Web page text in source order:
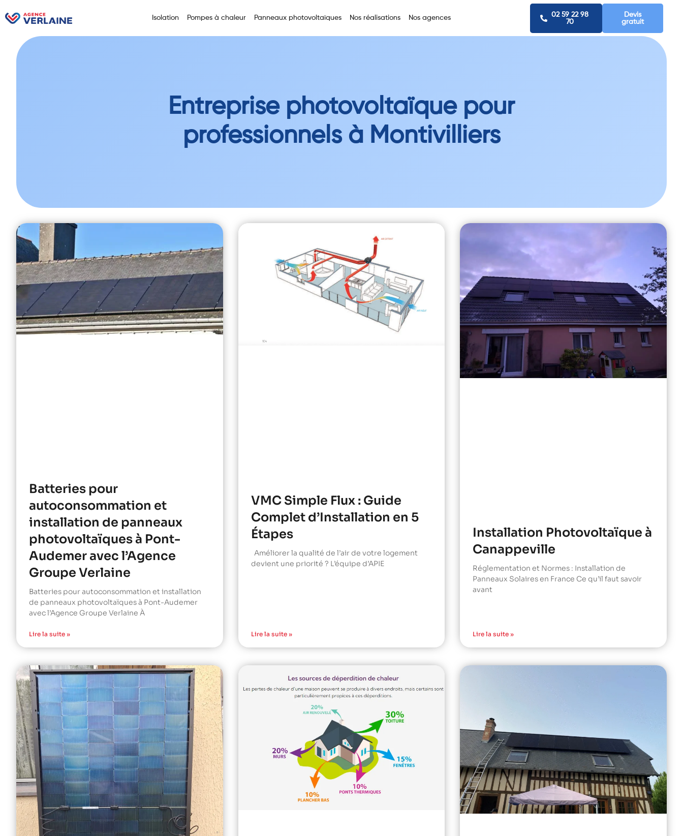
Isolation Pompes à chaleur Panneaux photovoltaïques Nos réalisations Nos agences
02 59 22 98
70
Devis
gratuit
Entreprise photovoltaïque pour
professionnels à Montivilliers
Batteries pour
autoconsommation et
installation de panneaux
photovoltaïques à Pont-
Audemer avec l’Agence
Groupe Verlaine
Batteries pour autoconsommation et installation
de panneaux photovoltaïques à Pont-Audemer
avec l’Agence Groupe Verlaine À
Lire la suite »
VMC Simple Flux : Guide
Complet d’Installation en 5
Étapes
Améliorer la qualité de l’air de votre logement
devient une priorité ? L’équipe d’APIE
Lire la suite »
Installation Photovoltaïque à
Canappeville
Réglementation et Normes : Installation de
Panneaux Solaires en France Ce qu’il faut savoir
avant
Lire la suite »